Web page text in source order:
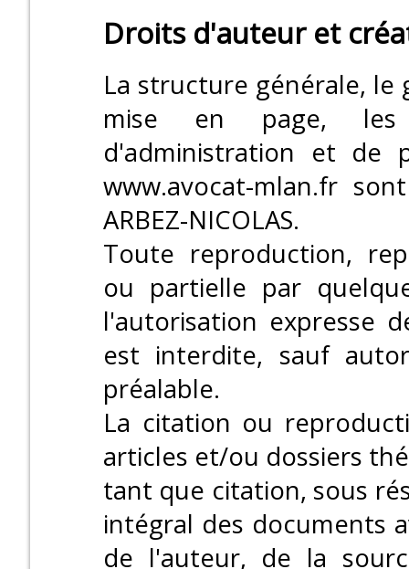
Droits d'auteur et
La structure générale, le
mise en page, les
d'administration et de
www.avocat-mlan.fr
ARBEZ-NICOLAS.
Toute reproduction,
ou partielle par
l'autorisation expresse
est interdite, sauf
préalable.
La citation ou
articles et/ou dossiers
tant que citation, sous
intégral des documents
de l'auteur, de la